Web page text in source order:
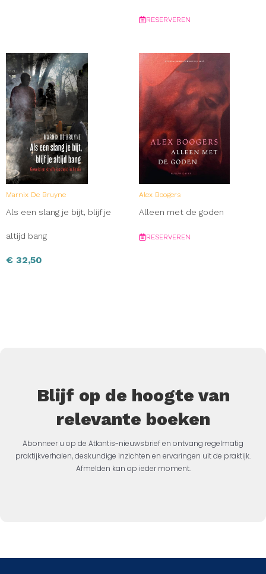
RESERVEREN
Marnix De Bruyne
Als een slang je bijt, blijf je
altijd bang
€ 32,50
Alex Boogers
Alleen met de goden
RESERVEREN
Blijf op de hoogte van
relevante boeken
Abonneer u op de Atlantis-nieuwsbrief en ontvang regelmatig
praktijkverhalen, deskundige inzichten en ervaringen uit de praktijk.
Afmelden kan op ieder moment.